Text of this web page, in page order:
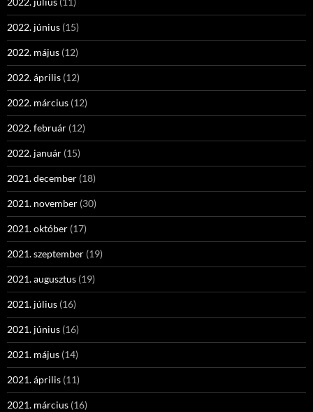
2022. június (15)
2022. május (12)
2022. április (12)
2022. március (12)
2022. február (12)
2022. január (15)
2021. december (18)
2021. november (30)
2021. október (17)
2021. szeptember (19)
2021. augusztus (19)
2021. július (16)
2021. június (16)
2021. május (14)
2021. április (11)
2021. március (16)